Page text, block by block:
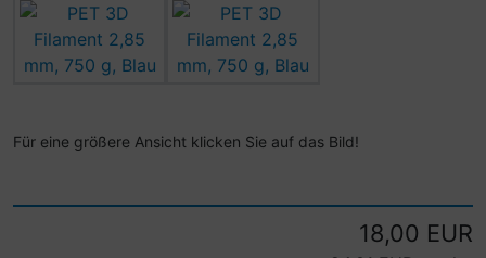
Für eine größere Ansicht klicken Sie auf das Bild!
18,00 EUR